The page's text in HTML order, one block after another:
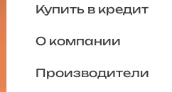
Купить в кредит
О компании
Производители